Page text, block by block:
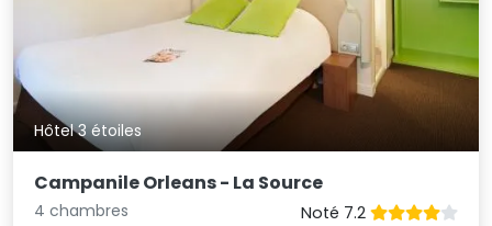
Hôtel 3 étoiles
Campanile Orleans - La Source
4 chambres
Noté 7.2